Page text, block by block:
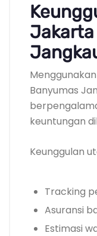
Banyumas
keuntungan
Keunggulan
Tracking
Asuransi
Estimasi